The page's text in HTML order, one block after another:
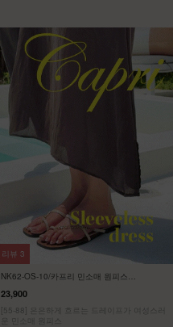
NK62-OS-10/카프리 민소매 원피스
23,900
[55-88] 은은하게 흐르는 드레이프가 여성스러
리뷰 3